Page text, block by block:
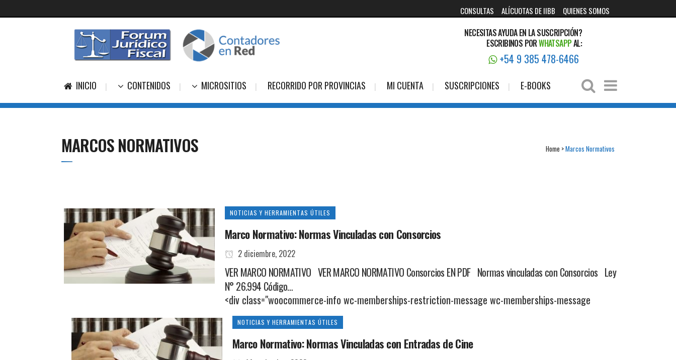
CONSULTAS ALÍCUOTAS DE IIBB QUIENES SOMOS
NECESITAS AYUDA EN LA SUSCRIPCIÓN?
ESCRIBINOS PORWHATSAPPAL:
+54 9 385 478-6466
INICIO CONTENIDOS MICROSITIOS RECORRIDO POR PROVINCIAS MI CUENTA SUSCRIPCIONES E-BOOKS
MARCOS NORMATIVOS Home >Marcos Normativos
NOTICIAS Y HERRAMIENTAS ÚTILES
Marco Normativo: Normas Vinculadas con Consorcios
2 diciembre, 2022
VER MARCO NORMATIVO VER MARCO NORMATIVO Consorcios EN PDF Normas vinculadas con Consorcios Ley
N° 26.994 Código…
<div class="woocommerce-info wc-memberships-restriction-message wc-memberships-message
NOTICIAS Y HERRAMIENTAS ÚTILES
Marco Normativo: Normas Vinculadas con Entradas de Cine